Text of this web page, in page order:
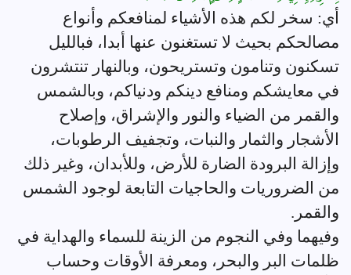
أي: سخر لكم هذه الأشياء لمنافعكم وأنواع
مصالحكم بحيث لا تستغنون عنها أبدا، فبالليل
تسكنون وتنامون وتستريحون، وبالنهار تنتشرون
في معايشكم ومنافع دينكم ودنياكم، وبالشمس
والقمر من الضياء والنور والإشراق، وإصلاح
الأشجار والثمار والنبات، وتجفيف الرطوبات،
وإزالة البرودة الضارة للأرض، وللأبدان، وغير ذلك
من الضروريات والحاجيات التابعة لوجود الشمس
والقمر.
وفيهما وفي النجوم من الزينة للسماء والهداية في
ظلمات البر والبحر، ومعرفة الأوقات وحساب